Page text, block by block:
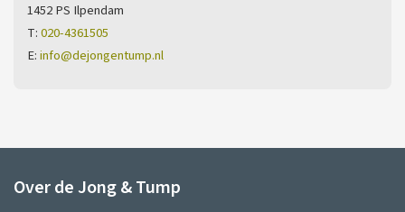
1452 PS Ilpendam
T:020-4361505
E:info@dejongentump.nl
Over de Jong & Tump